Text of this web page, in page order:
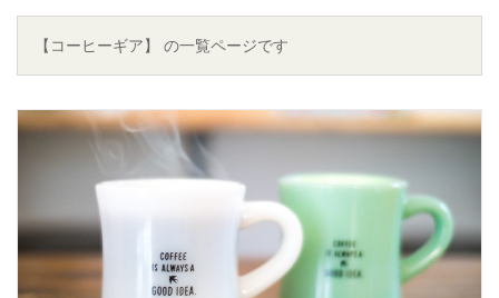
【コーヒーギア】 の一覧ページです